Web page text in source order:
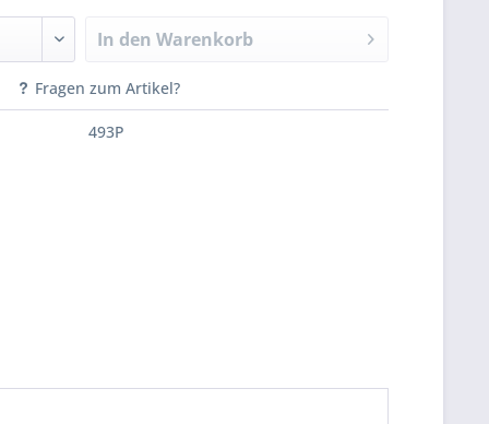
In den Warenkorb
Fragen zum Artikel?
493P